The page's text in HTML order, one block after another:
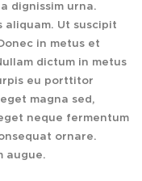
dignissim urna.
aliquam. Ut suscipit
in metus et
dictum in metus
eu porttitor
magna sed,
neque fermentum
ornare.
augue.